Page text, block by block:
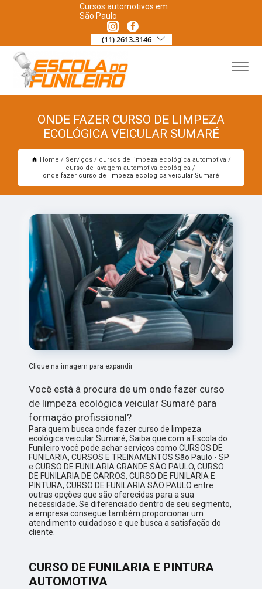
Cursos automotivos em
São Paulo
(11) 2613.3146
ONDE FAZER CURSO DE LIMPEZA
ECOLÓGICA VEICULAR SUMARÉ
Home Serviços
cursos de limpeza ecológica automotiva
curso de lavagem automotiva ecológica
onde fazer curso de limpeza ecológica veicular Sumaré
Clique na imagem para expandir
Você está à procura de um onde fazer curso
de limpeza ecológica veicular Sumaré para
formação profissional?
Para quem busca onde fazer curso de limpeza
ecológica veicular Sumaré, Saiba que com a Escola do
Funileiro você pode achar serviços como CURSOS DE
FUNILARIA, CURSOS E TREINAMENTOS São Paulo - SP
e CURSO DE FUNILARIA GRANDE SÃO PAULO, CURSO
DE FUNILARIA DE CARROS, CURSO DE FUNILARIA E
PINTURA, CURSO DE FUNILARIA SÃO PAULO entre
outras opções que são oferecidas para a sua
necessidade. Se diferenciado dentro de seu segmento,
a empresa consegue também proporcionar um
atendimento cuidadoso e que busca a satisfação do
cliente.
CURSO DE FUNILARIA E PINTURA
AUTOMOTIVA